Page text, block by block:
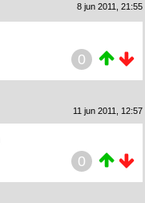
8 jun 2011, 21:55
0
11 jun 2011, 12:57
0